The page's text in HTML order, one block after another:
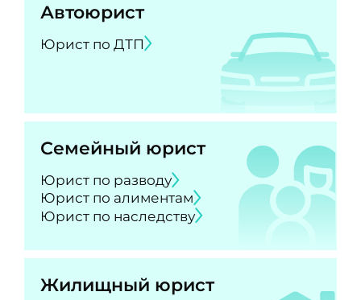
Автоюрист
Юрист по ДТП
Семейный юрист
Юрист по разводу
Юрист по алиментам
Юрист по наследству
Жилищный юрист